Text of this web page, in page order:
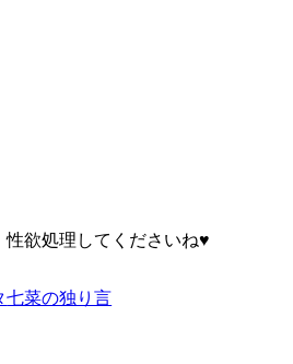
欲処理してくださいね♥
七菜の独り言